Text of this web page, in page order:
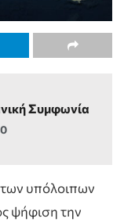
Συμφωνία
υπόλοιπων
ψήφιση την